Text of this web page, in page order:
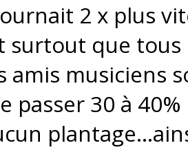
2 x plus
surtout que
amis musiciens
passer 30 à